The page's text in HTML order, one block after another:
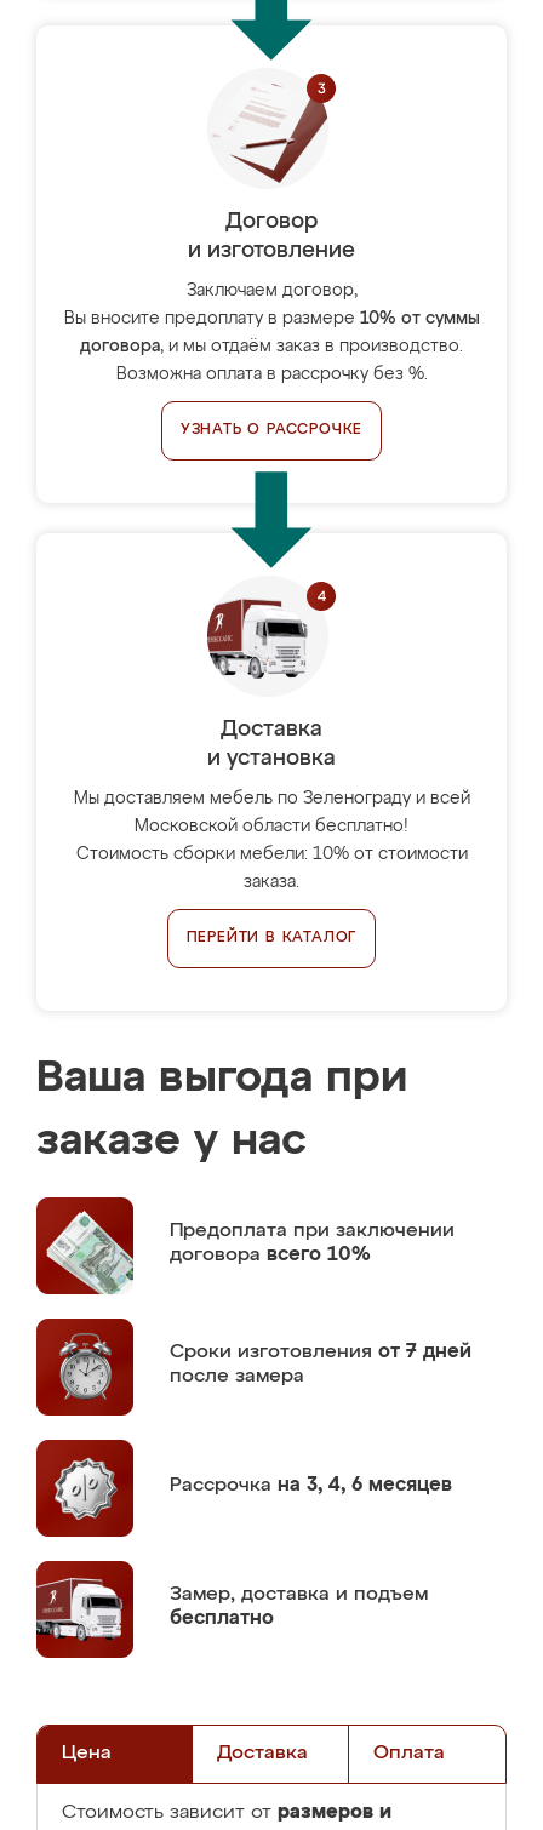
Договор
и изготовление
Заключаем договор,
Вы вносите предоплату в размере 10% от суммы
договора, и мы отдаём заказ в производство.
Возможна оплата в рассрочку без %.
УЗНАТЬ О РАССРОЧКЕ
Доставка
и установка
Мы доставляем мебель по Зеленограду и всей
Московской области бесплатно!
Стоимость сборки мебели: 10% от стоимости
заказа.
ПЕРЕЙТИ В КАТАЛОГ
Ваша выгода при
заказе у нас
Предоплата при заключении
договора всего 10%
Сроки изготовления от 7 дней
после замера
Рассрочка на 3, 4, 6 месяцев
Замер, доставка и подъем
бесплатно
Цена Доставка Оплата
Стоимость зависит от размеров и